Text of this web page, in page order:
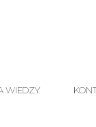
WIEDZY